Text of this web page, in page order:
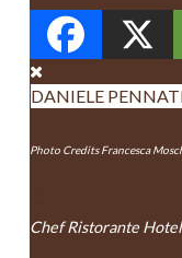
DANIELE
Photo Credits Francesca
Chef Ristorante Hotel